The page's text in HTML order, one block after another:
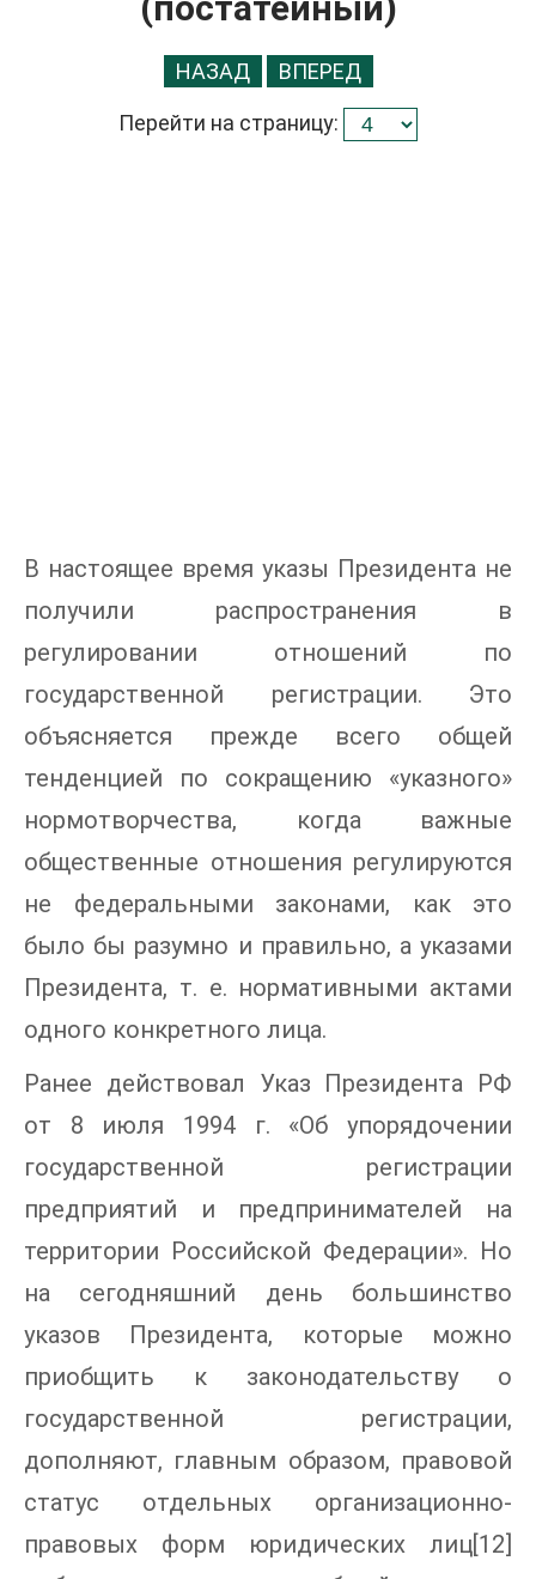
НАЗАД ВПЕРЕД
Перейти на страницу:
В настоящее время указы Президента не
получили распространения в
регулировании отношений по
государственной регистрации. Это
объясняется прежде всего общей
тенденцией по сокращению «указного»
нормотворчества, когда важные
общественные отношения регулируются
не федеральными законами, как это
было бы разумно и правильно, а указами
Президента, т. е. нормативными актами
одного конкретного лица.
Ранее действовал Указ Президента РФ
от 8 июля 1994 г. «Об упорядочении
государственной регистрации
предприятий и предпринимателей на
территории Российской Федерации». Но
на сегодняшний день большинство
указов Президента, которые можно
приобщить к законодательству о
государственной регистрации,
дополняют, главным образом, правовой
статус отдельных организационно-
правовых форм юридических лиц[12]